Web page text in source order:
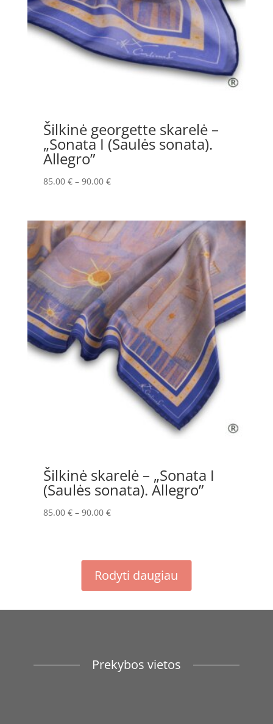
Šilkinė georgette skarelė –
„Sonata I (Saulės sonata).
Allegro”
85.00 € – 90.00 €Price
through
90.00 €
Šilkinė skarelė – „Sonata I
(Saulės sonata). Allegro”
85.00 € – 90.00 €Price
through
90.00 €
Rodyti daugiau
Prekybos vietos